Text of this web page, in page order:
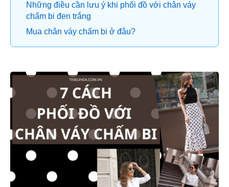
Những điều cần lưu ý khi phối đồ với chân váy
chấm bi đen trắng
Mua chân váy chấm bi ở đâu?